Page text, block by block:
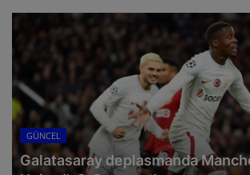
GÜNCEL
Galatasaray deplasmanda